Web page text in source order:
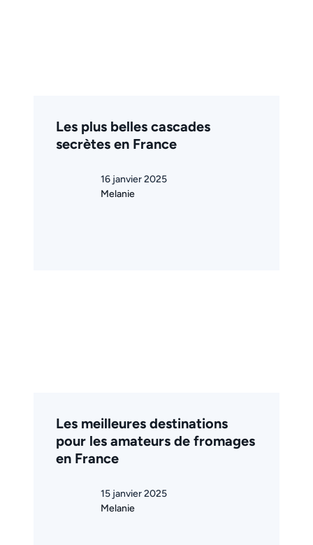
Les plus belles cascades
secrètes en France
16 janvier 2025
Melanie
Les meilleures destinations
pour les amateurs de fromages
en France
15 janvier 2025
Melanie